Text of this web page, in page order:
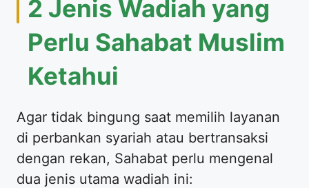
​2 Jenis Wadiah yang
Perlu Sahabat Muslim
Ketahui
​Agar tidak bingung saat memilih layanan
di perbankan syariah atau bertransaksi
dengan rekan, Sahabat perlu mengenal
dua jenis utama wadiah ini: